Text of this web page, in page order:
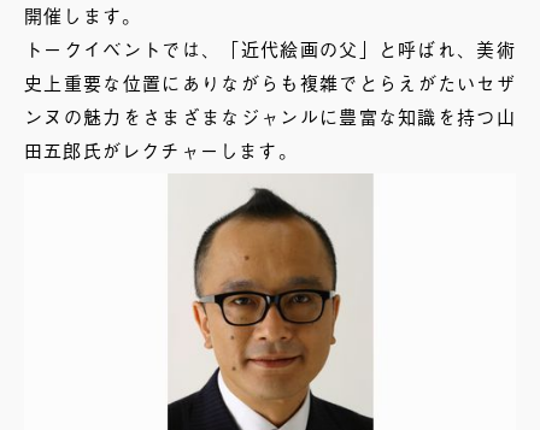
開催します。
トークイベントでは、「近代絵画の父」と呼ばれ、美術
史上重要な位置にありながらも複雑でとらえがたいセザ
ンヌの魅力をさまざまなジャンルに豊富な知識を持つ山
田五郎氏がレクチャーします。